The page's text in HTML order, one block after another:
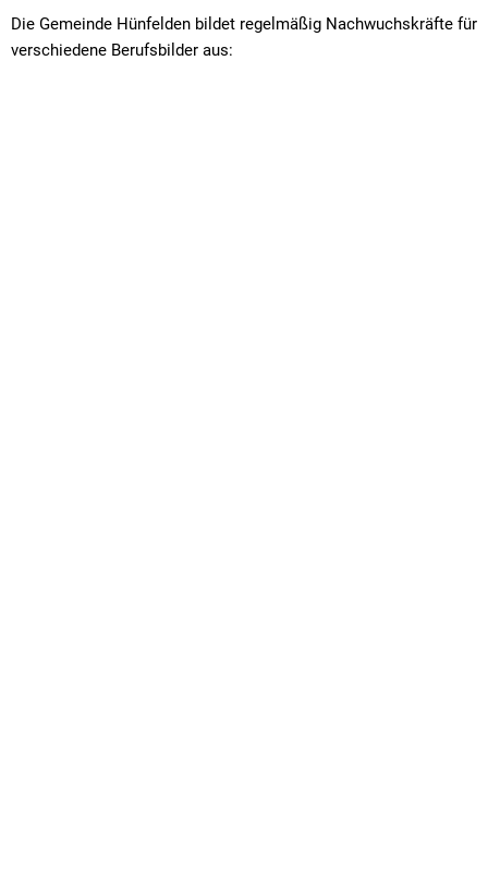
Die Gemeinde Hünfelden bildet regelmäßig Nachwuchskräfte für
verschiedene Berufsbilder aus: